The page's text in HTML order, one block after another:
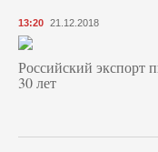
13:20 21.12.2018
Российский экспорт
30 лет